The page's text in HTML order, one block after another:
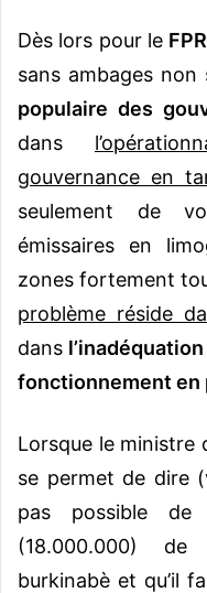
Dès lors pour le FPR
sans ambages non
populaire des
dans
gouvernance en
seulement de
émissaires en
zones fortement
problème réside
dans
fonctionnement en
Lorsque le ministre
se permet de dire
pas possible
(18.000.000) de
burkinabè et qu’il